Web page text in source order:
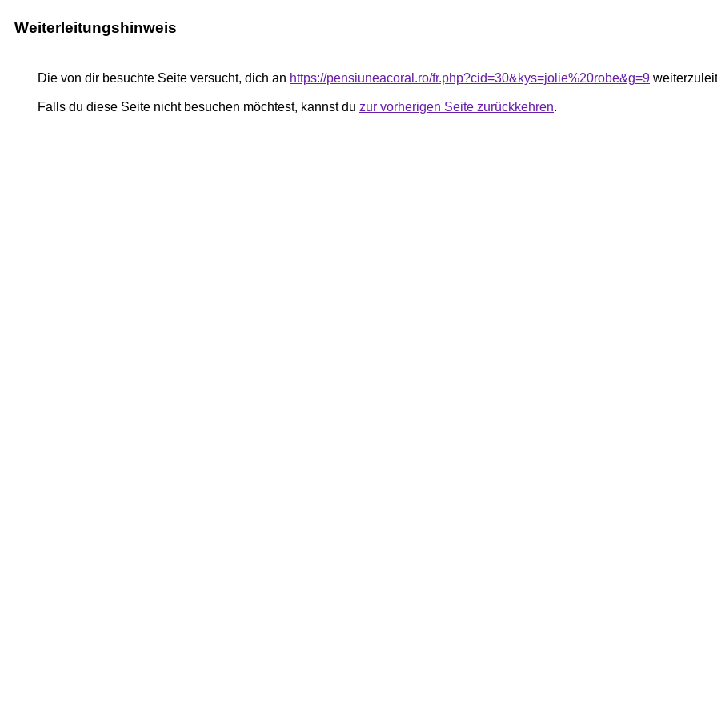
Weiterleitungshinweis
Die von dir besuchte Seite versucht, dich an https://pensiuneacoral.ro/fr.php?cid=30&kys=jolie%20robe&g=9
Falls du diese Seite nicht besuchen möchtest, kannst du zur vorherigen Seite zurückkehren.